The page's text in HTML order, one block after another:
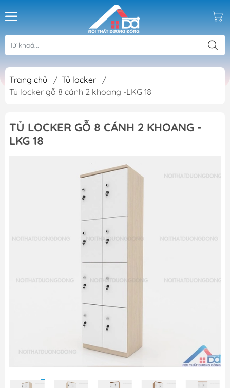
Trang chủ / Tủ locker
/
Tủ locker gỗ 8 cánh 2 khoang -LKG 18
TỦ LOCKER GỖ 8 CÁNH 2 KHOANG -
LKG 18